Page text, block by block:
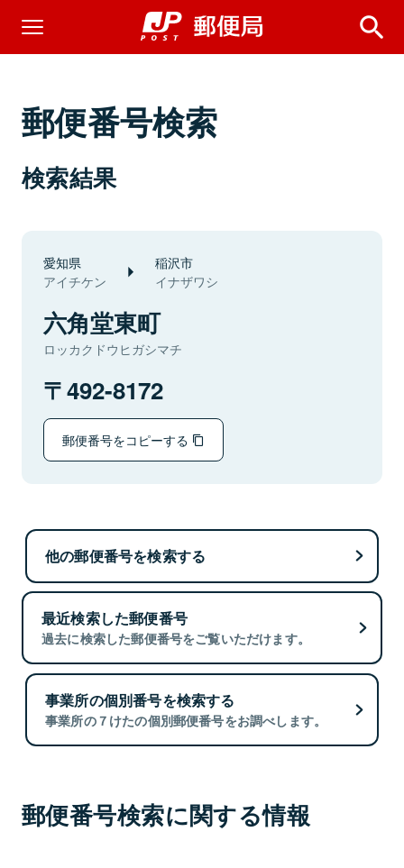
郵便番号検索
検索結果
愛知県
アイチケン
稲沢市
イナザワシ
六角堂東町
ロッカクドウヒガシマチ
492-8172
郵便番号をコピーする
他の郵便番号を検索する
最近検索した郵便番号
過去に検索した郵便番号をご覧いただけます。
事業所の個別番号を検索する
事業所の７けたの個別郵便番号をお調べします。
郵便番号検索に関する情報